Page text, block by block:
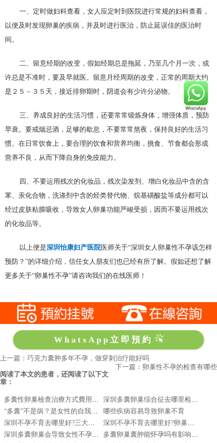
一、定时做妇科查看，女人应定时到医院进行常规的妇科查看，
以便及时发现卵巢的疾病，并及时进行医治，防止延误佳的医治时
间。
二、留意经期的改变，假如经期总是拖延，乃至几个月一次，或
许总是不准时，要及早就医。留意月经周期的改变，正常的周期大约
是２５－３５天，接近排卵期时，阴道会有少许分泌物。
三、养成良好的生活习惯，还要常常锻炼身体，增强体质，预防
早衰。要戒烟忌酒，足够的歇息，不要常常熬夜，保持良好的生活习
惯。在日常饮食上，要合理的饮食和营养均衡，挑食、节食都会形成
营养不良，从而下降自身的免疫能力。
四、不要运用残次的化妆品，残次染发剂、增白化妆品中含的含
苯、汞化合物，洗涤剂中含的烃类替代物、烷基磺酸盐等成分都可以
经过皮肤粘膜吸收，导致女人卵巢功能严峻受损，因而不要运用残次
的化妆品等。
以上便是深圳怡康妇产医院 医师关于“深圳女人卵巢性不孕该怎样
预防？”的详细介绍，信任女人朋友们也已经有所了解。假如还想了解
更多关于“卵巢性不孕”请咨询我们的在线医师！
WhatsApp立即預約
上一篇：巧克力囊肿多年不孕，做穿刺治疗能好吗
下一篇：卵巢性不孕的检查有哪些
阅读了本文的患者，还阅读了以下文
章：
哪些疾病容易导致卵巢不育